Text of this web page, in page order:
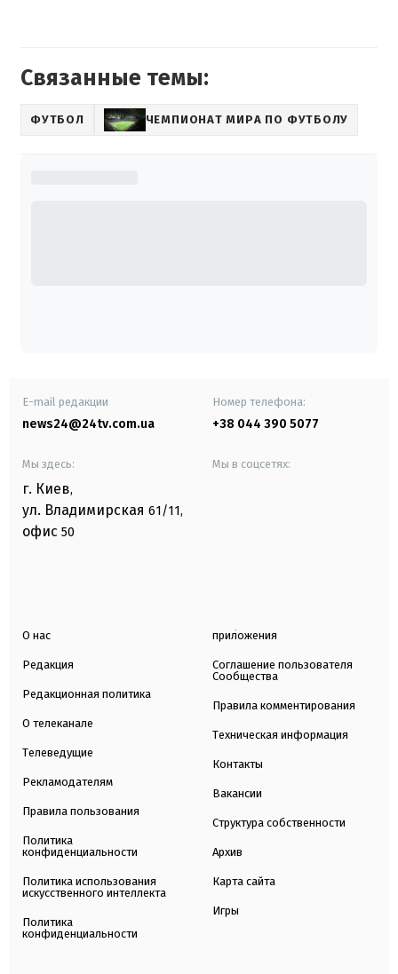
Связанные темы:
ФУТБОЛ ЧЕМПИОНАТ МИРА ПО ФУТБОЛУ
E-mail редакции
news24@24tv.com.ua
Номер телефона:
+38 044 390 5077
Мы здесь:
г. Киев,
ул. Владимирская 61/11,
офис 50
Мы в соцсетях:
О нас
Редакция
Редакционная политика
О телеканале
Телеведущие
Рекламодателям
Правила пользования
Политика
конфиденциальности
Политика использования
искусственного интеллекта
Политика
конфиденциальности
приложения
Соглашение пользователя
Сообщества
Правила комментирования
Техническая информация
Контакты
Вакансии
Структура собственности
Архив
Карта сайта
Игры